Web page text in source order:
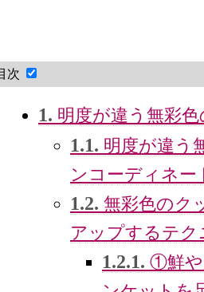
次
1. 明度が違う無彩
1.1. 明度が違う
ンコーディネー
1.2. 無彩色のク
アップするテク
1.2.1. ①鮮や